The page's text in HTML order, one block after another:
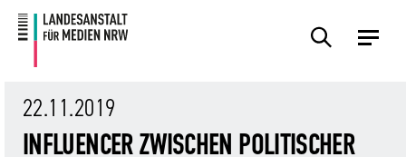
Zum
Inhalt
Zur
Navigation
Themen
Übersicht
Events
Übersicht
Service
Übersicht
Angebote
Übersicht
Über
Übersicht
Regulierung
Übersicht
Übersicht
Die
Übersicht
Presse
Übersicht
22.11.2019
INFLUENCER ZWISCHEN POLITISCHER